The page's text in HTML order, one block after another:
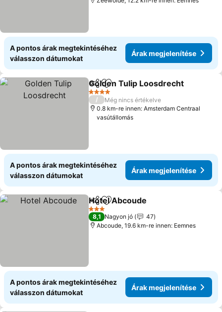
A pontos árak megtekintéséhez
válasszon dátumokat
Árak megjelenítése
Megosztás
Hozzáadás a kedvencekhez
Golden Tulip Loosdrecht
4 Kategória
/
Még nincs értékelve
0.8 km-re innen: Amsterdam Centraal
vasútállomás
A pontos árak megtekintéséhez
válasszon dátumokat
Árak megjelenítése
Megosztás
Hozzáadás a kedvencekhez
Hotel Abcoude
3 Kategória
8,1 Nagyon jó
47
Abcoude, 19.6 km-re innen: Eemnes
A pontos árak megtekintéséhez
válasszon dátumokat
Árak megjelenítése